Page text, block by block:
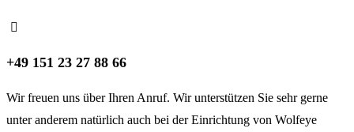
+49 151 23 27 88 66
Wir freuen uns über Ihren Anruf. Wir unterstützen Sie sehr gerne
unter anderem natürlich auch bei der Einrichtung von Wolfeye